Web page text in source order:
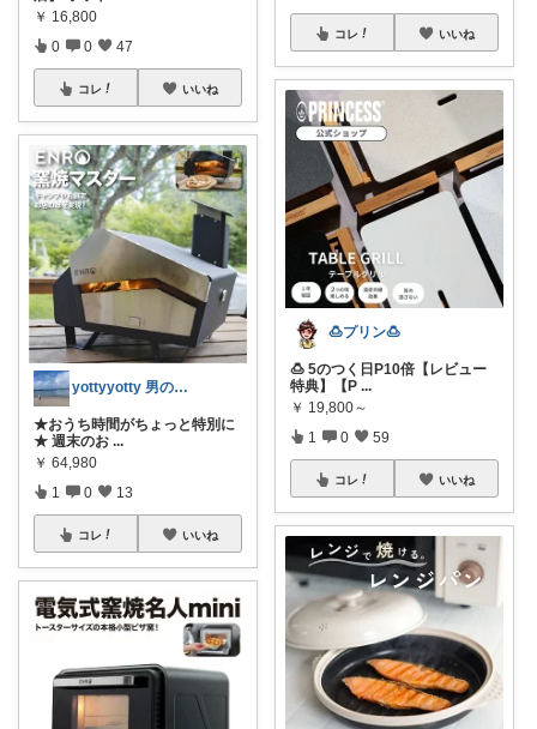
￥ 16,800
0 0 47
コレ いいね
yottyyotty 男の子ママの暮らし
★おうち時間がちょっと特別に
★ 週末のお ...
￥ 64,980
1 0 13
コレ いいね
コレ いいね
🍮プリン🍮
🍮 5のつく日P10倍【レビュー
特典】【P ...
￥ 19,800～
1 0 59
コレ いいね